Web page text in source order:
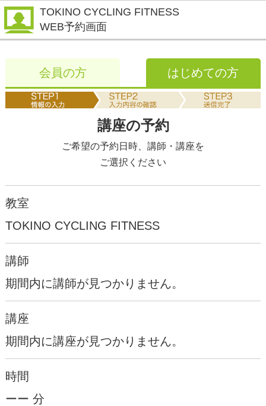
TOKINO CYCLING FITNESS
WEB予約画面
会員の方 はじめての方
講座の予約
ご希望の予約日時、講師・講座を
ご選択ください
教室
TOKINO CYCLING FITNESS
講師
期間内に講師が見つかりません。
講座
期間内に講座が見つかりません。
時間
ーー 分